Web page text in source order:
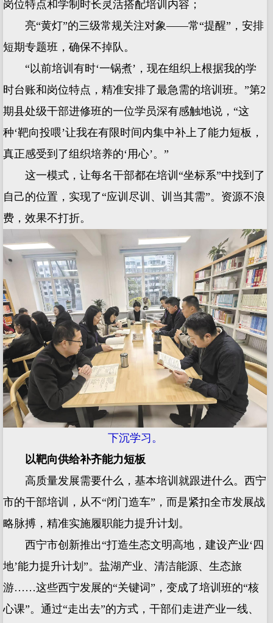
岗位特点和学制时长灵活搭配培训内容；
亮“黄灯”的三级常规关注对象——常“提醒”，安排
短期专题班，确保不掉队。
“以前培训有时‘一锅煮’，现在组织上根据我的学
时台账和岗位特点，精准安排了最急需的培训班。”第2
期县处级干部进修班的一位学员深有感触地说，“这
种‘靶向投喂’让我在有限时间内集中补上了能力短板，
真正感受到了组织培养的‘用心’。”
这一模式，让每名干部都在培训“坐标系”中找到了
自己的位置，实现了“应训尽训、训当其需”。资源不浪
费，效果不打折。
下沉学习。
以靶向供给补齐能力短板
高质量发展需要什么，基本培训就跟进什么。西宁
市的干部培训，从不“闭门造车”，而是紧扣全市发展战
略脉搏，精准实施履职能力提升计划。
西宁市创新推出“打造生态文明高地，建设产业‘四
地’能力提升计划”。盐湖产业、清洁能源、生态旅
游……这些西宁发展的“关键词”，变成了培训班的“核
心课”。通过“走出去”的方式，干部们走进产业一线、